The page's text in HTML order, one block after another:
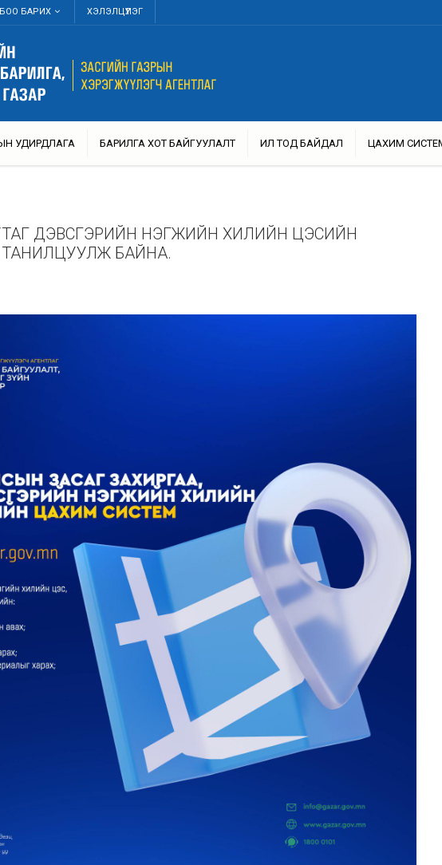
БАРИХ ХЭЛЭЛЦҮҮЛЭГ
УДИРДЛАГА БАРИЛГА ХОТ БАЙГУУЛАЛТ ИЛ ТОД БАЙДАЛ ЦАХИМ
ДЭВСГЭРИЙН НЭГЖИЙН ХИЛИЙН ЦЭСИЙН
БАЙНА.